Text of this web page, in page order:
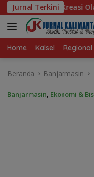
Langsung
ke
konten
Jurnal Terkini
Hingga Tingkat
Home Kalsel Regional
Beranda Banjarmasin
Banjarmasin, Ekonomi &